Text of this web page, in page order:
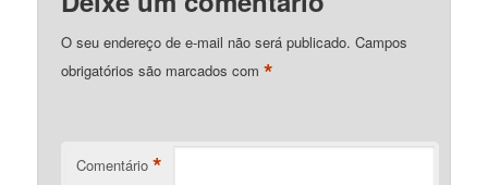
O seu endereço de e-mail não será publicado. Campos
obrigatórios são marcados com*
Comentário *